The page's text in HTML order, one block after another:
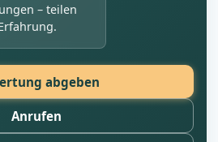
– teilen
abgeben
Anrufen